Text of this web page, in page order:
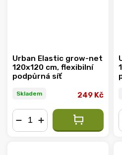
Urban Elastic grow-net
120x120 cm, flexibilní
podpůrná síť
Skladem 249 Kč